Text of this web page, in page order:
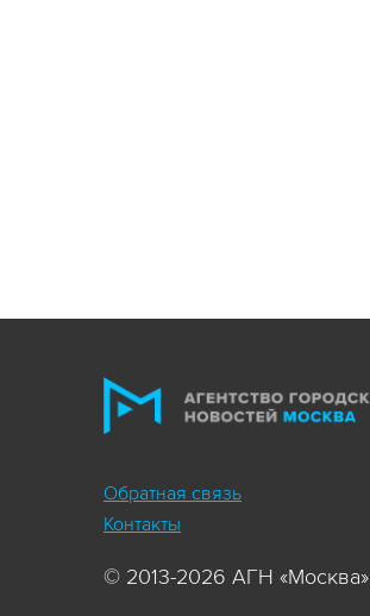
Обратная связь
Контакты
© 2013-2026 АГН «Москва»